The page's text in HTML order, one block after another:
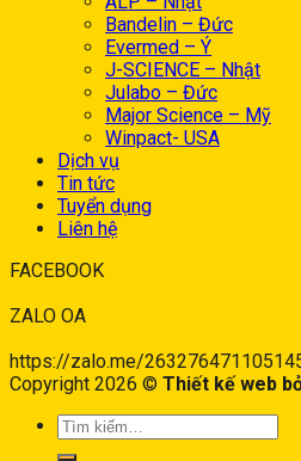
Bandelin – Đức
Evermed – Ý
J-SCIENCE – Nhật
Julabo – Đức
Major Science – Mỹ
Winpact- USA
Dịch vụ
Tin tức
Tuyển dụng
Liên hệ
FACEBOOK
ZALO OA
https://zalo.me/
Copyright 2026 © Thiết kế web